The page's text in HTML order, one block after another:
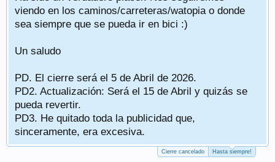
viendo en los caminos/carreteras/watopia o donde
sea siempre que se pueda ir en bici :)
Un saludo
PD. El cierre será el 5 de Abril de 2026.
PD2. Actualización: Será el 15 de Abril y quizás se
pueda revertir.
PD3. He quitado toda la publicidad que,
sinceramente, era excesiva.
Cierre cancelado Hasta siempre!